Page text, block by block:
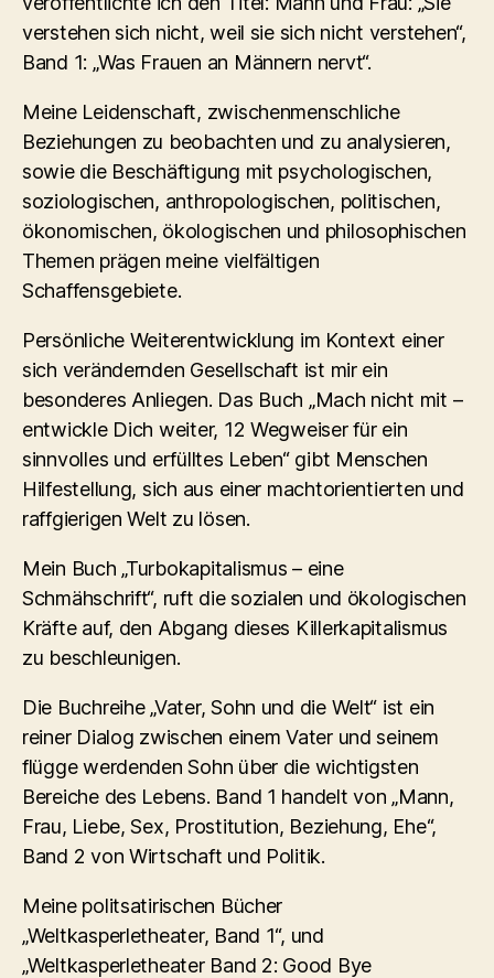
verstehen sich nicht, weil sie sich nicht verstehen“,
Band 1: „Was Frauen an Männern nervt“.
Meine Leidenschaft, zwischenmenschliche
Beziehungen zu beobachten und zu analysieren,
sowie die Beschäftigung mit psychologischen,
soziologischen, anthropologischen, politischen,
ökonomischen, ökologischen und philosophischen
Themen prägen meine vielfältigen
Schaffensgebiete.
Persönliche Weiterentwicklung im Kontext einer
sich verändernden Gesellschaft ist mir ein
besonderes Anliegen. Das Buch „Mach nicht mit –
entwickle Dich weiter, 12 Wegweiser für ein
sinnvolles und erfülltes Leben“ gibt Menschen
Hilfestellung, sich aus einer machtorientierten und
raffgierigen Welt zu lösen.
Mein Buch „Turbokapitalismus – eine
Schmähschrift“, ruft die sozialen und ökologischen
Kräfte auf, den Abgang dieses Killerkapitalismus
zu beschleunigen.
Die Buchreihe „Vater, Sohn und die Welt“ ist ein
reiner Dialog zwischen einem Vater und seinem
flügge werdenden Sohn über die wichtigsten
Bereiche des Lebens. Band 1 handelt von „Mann,
Frau, Liebe, Sex, Prostitution, Beziehung, Ehe“,
Band 2 von Wirtschaft und Politik.
Meine politsatirischen Bücher
„Weltkasperletheater, Band 1“, und
„Weltkasperletheater Band 2: Good Bye